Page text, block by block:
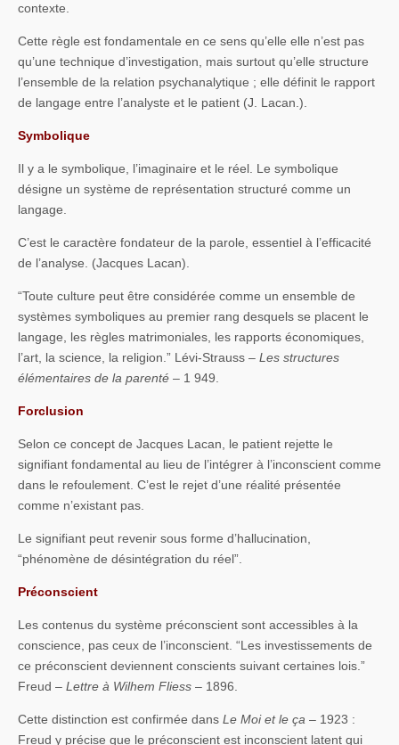
contexte.
Cette règle est fondamentale en ce sens qu’elle elle n’est pas
qu’une technique d’investigation, mais surtout qu’elle structure
l’ensemble de la relation psychanalytique ; elle définit le rapport
de langage entre l’analyste et le patient (J. Lacan.).
Symbolique
Il y a le symbolique, l’imaginaire et le réel. Le symbolique
désigne un système de représentation structuré comme un
langage.
C’est le caractère fondateur de la parole, essentiel à l’efficacité
de l’analyse. (Jacques Lacan).
“Toute culture peut être considérée comme un ensemble de
systèmes symboliques au premier rang desquels se placent le
langage, les règles matrimoniales, les rapports économiques,
l’art, la science, la religion.” Lévi-Strauss – Les structures
élémentaires de la parenté – 1 949.
Forclusion
Selon ce concept de Jacques Lacan, le patient rejette le
signifiant fondamental au lieu de l’intégrer à l’inconscient comme
dans le refoulement. C’est le rejet d’une réalité présentée
comme n’existant pas.
Le signifiant peut revenir sous forme d’hallucination,
“phénomène de désintégration du réel”.
Préconscient
Les contenus du système préconscient sont accessibles à la
conscience, pas ceux de l’inconscient. “Les investissements de
ce préconscient deviennent conscients suivant certaines lois.”
Freud – Lettre à Wilhem Fliess – 1896.
Cette distinction est confirmée dans Le Moi et le ça – 1923 :
Freud y précise que le préconscient est inconscient latent qui